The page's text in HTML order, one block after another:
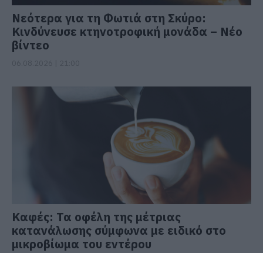
Νεότερα για τη Φωτιά στη Σκύρο:
Κινδύνευσε κτηνοτροφική μονάδα – Νέο
βίντεο
Καφές: Τα οφέλη της μέτριας
κατανάλωσης σύμφωνα με ειδικό στο
μικροβίωμα του εντέρου